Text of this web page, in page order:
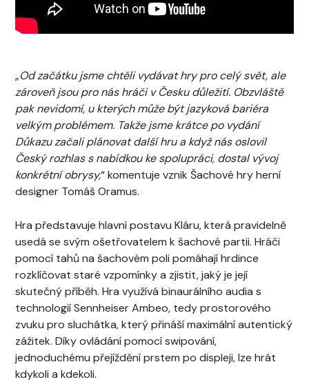
„Od začátku jsme chtěli vydávat hry pro celý svět, ale
zároveň jsou pro nás hráči v Česku důležití. Obzvláště
pak nevidomí, u kterých může být jazyková bariéra
velkým problémem. Takže jsme krátce po vydání
Důkazu začali plánovat další hru a když nás oslovil
Český rozhlas s nabídkou ke spolupráci, dostal vývoj
konkrétní obrysy,“ komentuje vznik Šachové hry herní
designer Tomáš Oramus.
Hra představuje hlavní postavu Kláru, která pravidelně
usedá se svým ošetřovatelem k šachové partii. Hráči
pomocí tahů na šachovém poli pomáhají hrdince
rozklíčovat staré vzpomínky a zjistit, jaký je její
skutečný příběh. Hra využívá binaurálního audia s
technologií Sennheiser Ambeo, tedy prostorového
zvuku pro sluchátka, který přináší maximální autentický
zážitek. Díky ovládání pomocí swipování,
jednoduchému přejíždění prstem po displeji, lze hrát
kdykoli a kdekoli.